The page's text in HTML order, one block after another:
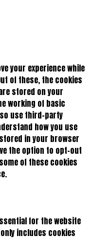
your experience while
of these, the cookies
stored on your
working of basic
use third-party
how you use
in your browser
the option to opt-out
of these cookies
for the website
includes cookies